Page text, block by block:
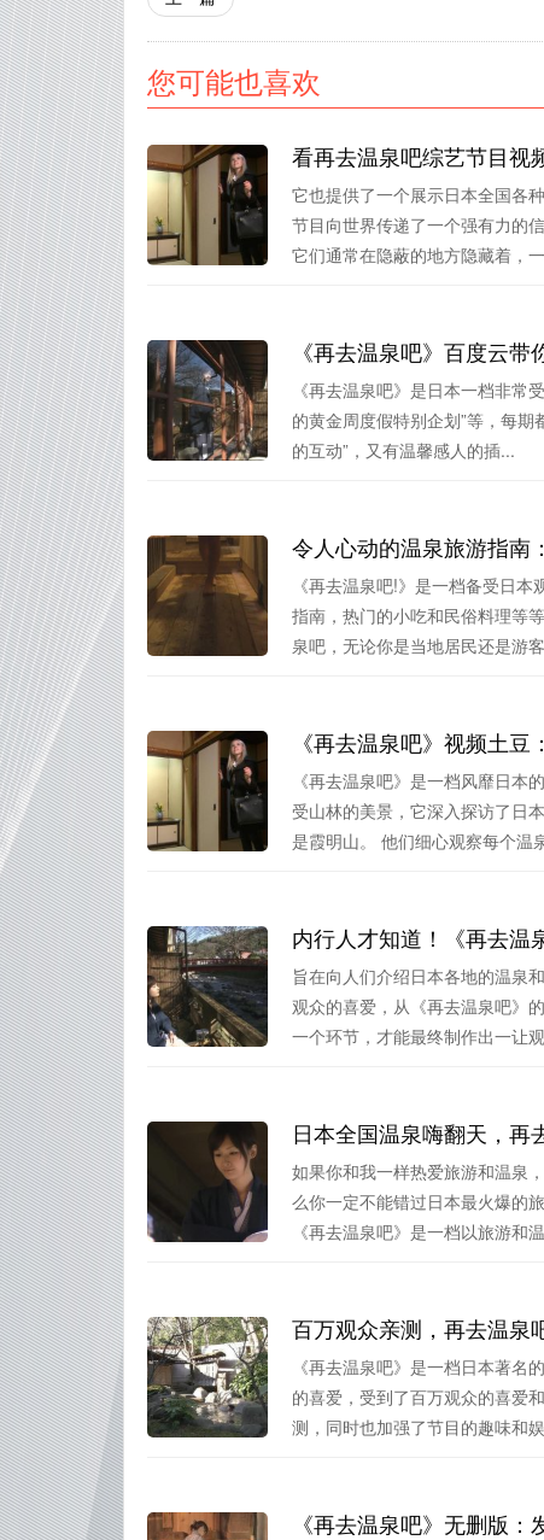
您可能也喜欢
看再去温泉吧综艺节目视
它也提供了一个展示日本全国各
节目向世界传递了一个强有力的
它们通常在隐蔽的地方隐藏着，
《再去温泉吧》百度云
《再去温泉吧》是日本一档非常
的黄金周度假特别企划”等，每
的互动”，又有温馨感人的插...
令人心动的温泉旅游指南
《再去温泉吧!》是一档备受日
指南，热门的小吃和民俗料理等
泉吧，无论你是当地居民还是游
《再去温泉吧》视频土
《再去温泉吧》是一档风靡日
受山林的美景，它深入探访了日
是霞明山。 他们细心观察每个温
内行人才知道！《再去温
旨在向人们介绍日本各地的温泉
观众的喜爱，从《再去温泉吧》
一个环节，才能最终制作出一让
日本全国温泉嗨翻天，再
如果你和我一样热爱旅游和温泉
么你一定不能错过日本最火爆的
《再去温泉吧》是一档以旅游和
百万观众亲测，再去温泉
《再去温泉吧》是一档日本著名
的喜爱，受到了百万观众的喜爱
测，同时也加强了节目的趣味和
《再去温泉吧》无删版